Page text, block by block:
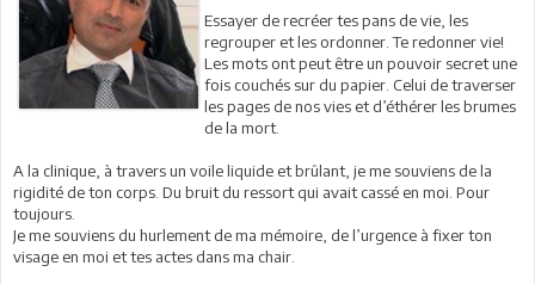
Essayer de recréer tes pans de vie, les
regrouper et les ordonner. Te redonner vie!
Les mots ont peut être un pouvoir secret une
fois couchés sur du papier. Celui de traverser
les pages de nos vies et d’éthérer les brumes
de la mort.
A la clinique, à travers un voile liquide et brûlant, je me souviens de la
rigidité de ton corps. Du bruit du ressort qui avait cassé en moi. Pour
toujours.
Je me souviens du hurlement de ma mémoire, de l’urgence à fixer ton
visage en moi et tes actes dans ma chair.